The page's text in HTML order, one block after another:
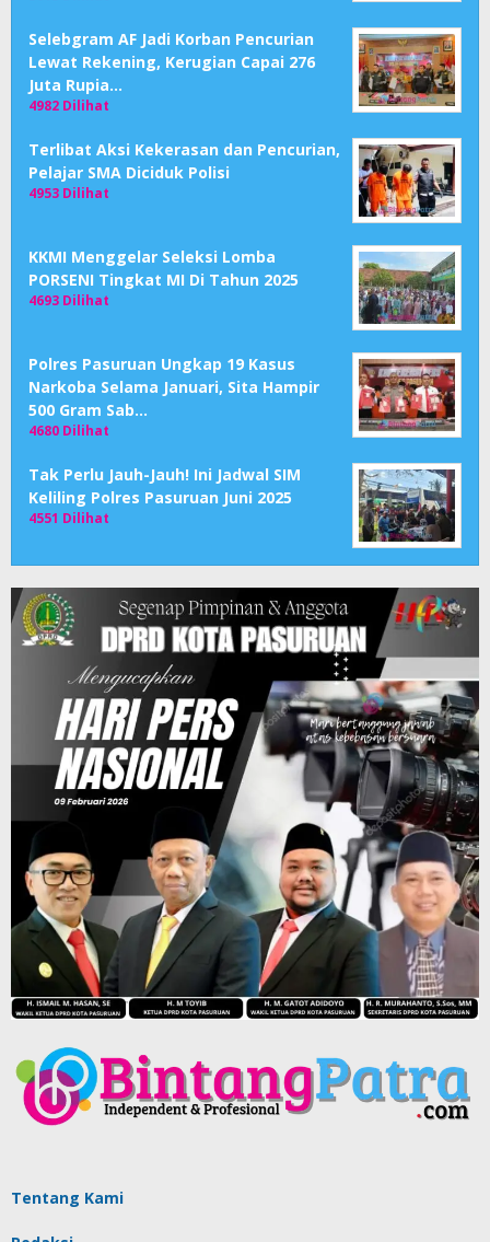
Selebgram AF Jadi Korban Pencurian
Lewat Rekening, Kerugian Capai 276
Juta Rupia…
4982 Dilihat
Terlibat Aksi Kekerasan dan Pencurian,
Pelajar SMA Diciduk Polisi
4953 Dilihat
KKMI Menggelar Seleksi Lomba
PORSENI Tingkat MI Di Tahun 2025
4693 Dilihat
Polres Pasuruan Ungkap 19 Kasus
Narkoba Selama Januari, Sita Hampir
500 Gram Sab…
4680 Dilihat
Tak Perlu Jauh-Jauh! Ini Jadwal SIM
Keliling Polres Pasuruan Juni 2025
4551 Dilihat
Tentang Kami